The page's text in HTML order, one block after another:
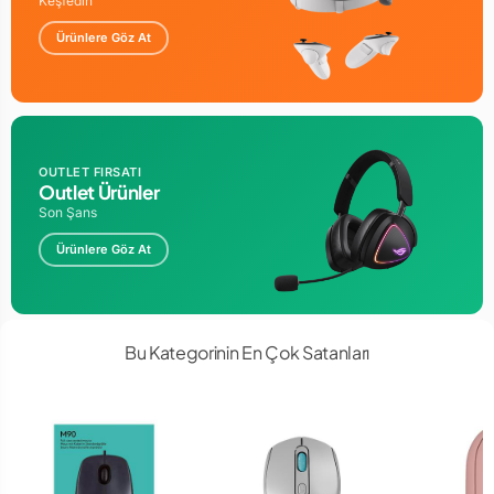
Ürünlere Göz At
OUTLET FIRSATI
Outlet Ürünler
Son Şans
Ürünlere Göz At
Bu Kategorinin En Çok Satanları